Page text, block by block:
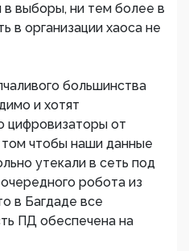
в выборы, ни тем более в
в организации хаоса не
большинства
и хотят
цифровизаторы от
том чтобы наши данные
утекали в сеть под
робота из
в Багдаде все
ПД обеспечена на